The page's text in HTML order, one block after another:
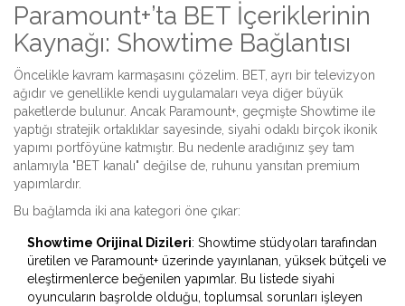
Paramount+’ta BET İçeriklerinin
Kaynağı: Showtime Bağlantısı
Öncelikle kavram karmaşasını çözelim. BET, ayrı bir televizyon
ağıdır ve genellikle kendi uygulamaları veya diğer büyük
paketlerde bulunur. Ancak Paramount+, geçmişte Showtime ile
yaptığı stratejik ortaklıklar sayesinde, siyahi odaklı birçok ikonik
yapımı portföyüne katmıştır. Bu nedenle aradığınız şey tam
anlamıyla "BET kanalı" değilse de, ruhunu yansıtan premium
yapımlardır.
Bu bağlamda iki ana kategori öne çıkar:
Showtime Orijinal Dizileri: Showtime stüdyoları tarafından
üretilen ve Paramount+ üzerinde yayınlanan, yüksek bütçeli ve
eleştirmenlerce beğenilen yapımlar. Bu listede siyahi
oyuncuların başrolde olduğu, toplumsal sorunları işleyen